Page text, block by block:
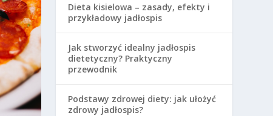
Dieta kisielowa – zasady, efekty i
przykładowy jadłospis
Jak stworzyć idealny jadłospis
dietetyczny? Praktyczny
przewodnik
Podstawy zdrowej diety: jak ułożyć
zdrowy jadłospis?